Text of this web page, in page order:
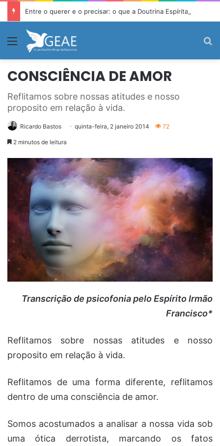
Menu
CONSCIÊNCIA DE AMOR
Reflitamos sobre nossas atitudes e nosso
proposito em relação à vida.
Ricardo Bastos quinta-feira, 2 janeiro 2014 72
2 minutos de leitura
Transcrição de psicofonia pelo Espírito Irmão
Francisco*
Reflitamos sobre nossas atitudes e nosso
proposito em relação à vida.
Reflitamos de uma forma diferente, reflitamos
dentro de uma consciência de amor.
Somos acostumados a analisar a nossa vida sob
uma ótica derrotista, marcando os fatos